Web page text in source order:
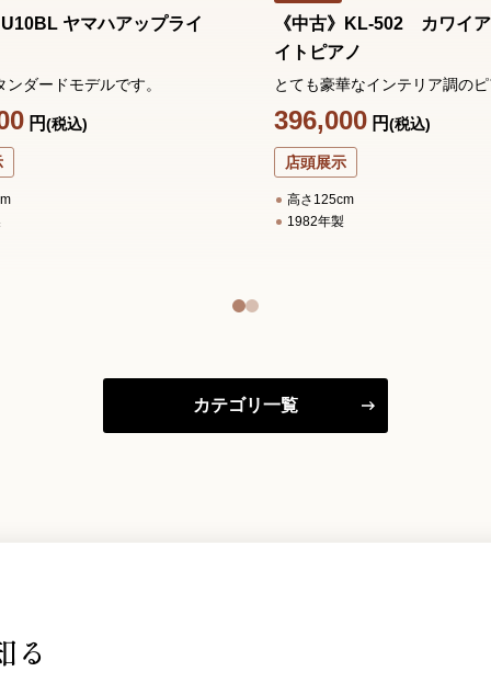
ヤマハアップライ
ンダードモデルです。
円(税込)
《中古》KL-502 カワイ
イトピアノ
とても豪華なインテリア調の
396,000 円(税込)
店頭展示
高さ125cm
1982年製
カテゴリ一覧
る